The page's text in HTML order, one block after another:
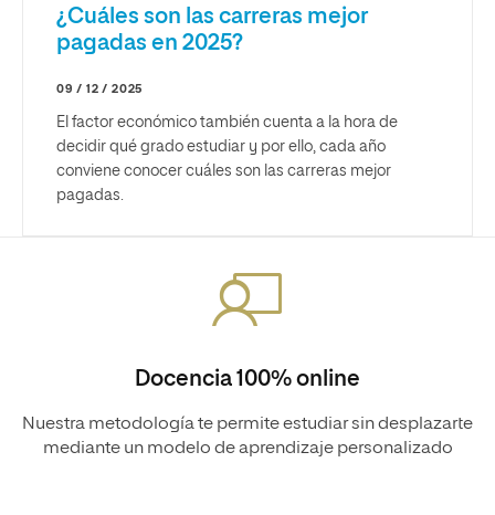
¿Cuáles son las carreras mejor
pagadas en 2025?
09 / 12 / 2025
El factor económico también cuenta a la hora de
decidir qué grado estudiar y por ello, cada año
conviene conocer cuáles son las carreras mejor
pagadas.
Docencia 100% online
Nuestra metodología te permite estudiar sin desplazarte
mediante un modelo de aprendizaje personalizado